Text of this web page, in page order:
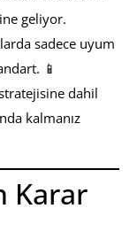
geliyor.
sadece uyum
📱
dahil
kalmanız
Karar